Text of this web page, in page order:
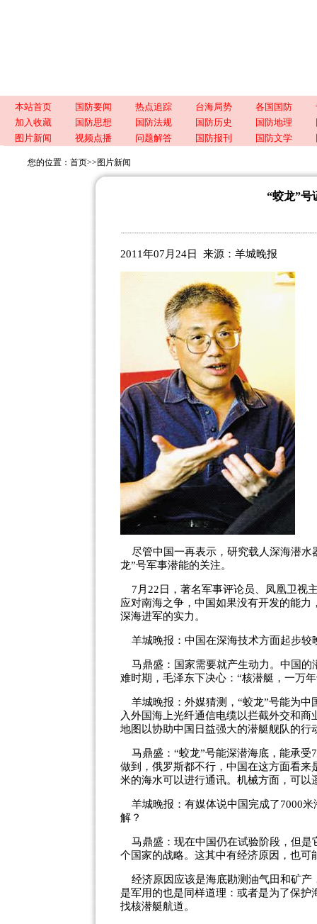
本站首页 国防要闻 热点追踪 台海局势 各国国防
加入收藏
国防思想 国防法规 国防历史 国防地理
图片新闻
视频点播 问题解答 国防报刊 国防文学
您的位置： 首页>> 图片新闻
“蛟龙”号
2011年07月24日 来源： 羊城晚报
尽管中国一再表示，研究载人深海潜水
龙”号军事潜能的关注。
7月22日，著名军事评论员、凤凰卫视
应对南海之争，中国如果没有开发的能
深海进军的实力。
羊城晚报：中国在深海技术方面起步较
马鼎盛：国家需要就产生动力。中国的
难时期， 毛泽东下决心：“核潜艇，一万
羊城晚报：外媒猜测，“蛟龙”号能为中
入外国海上光纤通信电缆以拦截外交和
地图以协助中国日益强大的潜艇舰队的行
马鼎盛：“蛟龙”号能深潜海底，能承受
做到，俄罗斯都不行，中国在这方面看
米的海水可以进行通讯。机械方面，可以
羊城晚报：有媒体说中国完成了7000米
解？
马鼎盛：现在中国仍在试验阶段，但是
个国家的战略。这其中有经济原因，也可
经济原因应该是海底勘测油气田和矿产
是军用的也是同样道理：或者是为了保
找核潜艇航道。